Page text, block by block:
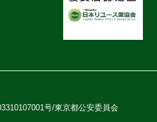
号/東京都公安委員会